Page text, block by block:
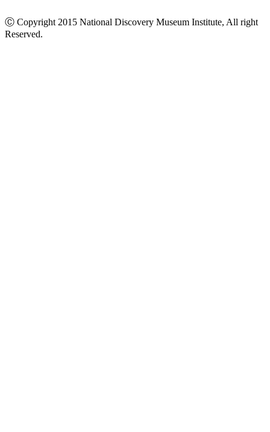
Ⓒ Copyright 2015 National Discovery Museum Institute, All right
Reserved.